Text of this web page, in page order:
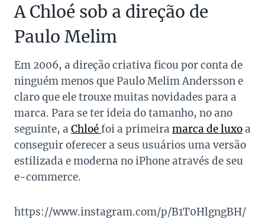
A Chloé sob a direção de
Paulo Melim
Em 2006, a direção criativa ficou por conta de
ninguém menos que Paulo Melim Andersson e
claro que ele trouxe muitas novidades para a
marca. Para se ter ideia do tamanho, no ano
seguinte, a Chloéfoi a primeira marca de luxoa
conseguir oferecer a seus usuários uma versão
estilizada e moderna no iPhone através de seu
e-commerce.
https://www.instagram.com/p/B1T0HlgngBH/